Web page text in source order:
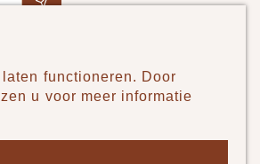
functioneren. Door
u voor meer informatie